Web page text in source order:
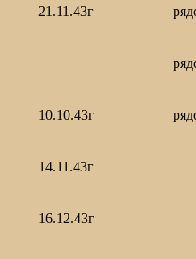
21.11.43г
10.10.43г
14.11.43г
16.12.43г